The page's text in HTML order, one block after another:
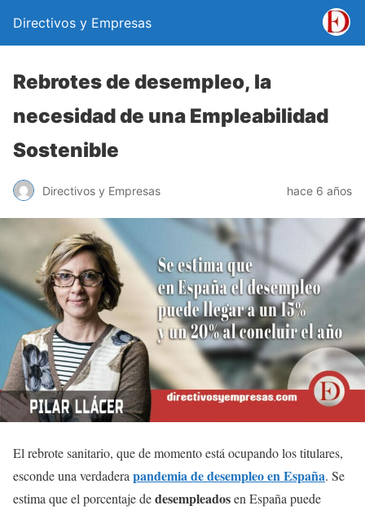
Directivos y Empresas
Rebrotes de desempleo, la
necesidad de una Empleabilidad
Sostenible
Directivos y Empresas hace 6 años
El rebrote sanitario, que de momento está ocupando los titulares,
esconde una verdadera pandemia de desempleo en España. Se
estima que el porcentaje dedesempleadosen España puede